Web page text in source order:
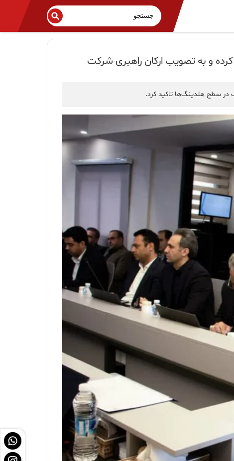
و به تصویب ارکان راهبری شرکت
در سطح هلدینگ‌ها تاکید کرد.